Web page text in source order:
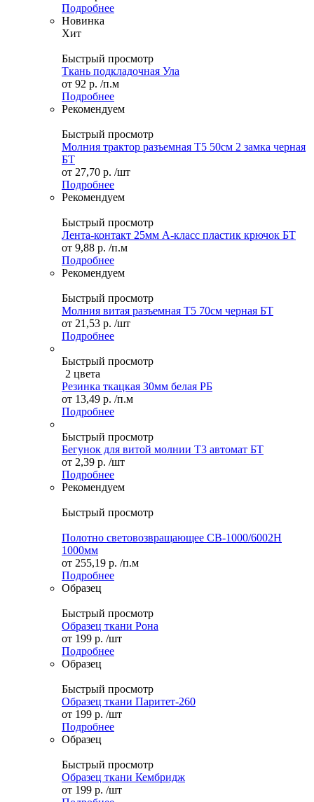
Подробнее
Новинка
Хит
Быстрый просмотр
Ткань подкладочная Ула
от 92 р. /п.м
Подробнее
Рекомендуем
Быстрый просмотр
Молния трактор разъемная Т5 50см 2 замка черная
БТ
от 27,70 р. /шт
Подробнее
Рекомендуем
Быстрый просмотр
Лента-контакт 25мм А-класс пластик крючок БТ
от 9,88 р. /п.м
Подробнее
Рекомендуем
Быстрый просмотр
Молния витая разъемная Т5 70см черная БТ
от 21,53 р. /шт
Подробнее
Быстрый просмотр
2 цвета
Резинка ткацкая 30мм белая РБ
от 13,49 р. /п.м
Подробнее
Быстрый просмотр
Бегунок для витой молнии Т3 автомат БТ
от 2,39 р. /шт
Подробнее
Рекомендуем
Быстрый просмотр
Полотно световозвращающее СВ-1000/6002H
1000мм
от 255,19 р. /п.м
Подробнее
Образец
Быстрый просмотр
Образец ткани Рона
от 199 р. /шт
Подробнее
Образец
Быстрый просмотр
Образец ткани Паритет-260
от 199 р. /шт
Подробнее
Образец
Быстрый просмотр
Образец ткани Кембридж
от 199 р. /шт